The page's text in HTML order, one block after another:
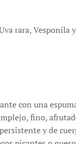
rara, Vesponila
con una
fino,
y de